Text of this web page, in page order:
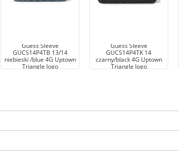
Guess Sleeve
GUCS14P4TB 13/14
niebieski /blue 4G Uptown
Triangle logo
Guess Sleeve
GUCS14P4TK 14
czarny/black 4G Uptown
Triangle logo